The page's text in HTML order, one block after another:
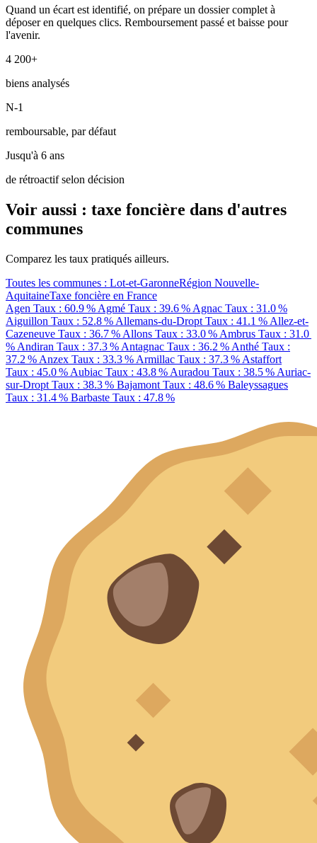
Quand un écart est identifié, on prépare un dossier complet à
déposer en quelques clics. Remboursement passé et baisse pour
l'avenir.
4 200+
biens analysés
N-1
remboursable, par défaut
Jusqu'à 6 ans
de rétroactif selon décision
Voir aussi : taxe foncière dans d'autres
communes
Comparez les taux pratiqués ailleurs.
Toutes les communes : Lot-et-GaronneRégion Nouvelle-
AquitaineTaxe foncière en France
Agen Taux : 60.9 % Agmé Taux : 39.6 % Agnac Taux : 31.0 %
Aiguillon Taux : 52.8 % Allemans-du-Dropt Taux : 41.1 % Allez-et-
Cazeneuve Taux : 36.7 % Allons Taux : 33.0 % Ambrus Taux : 31.0
% Andiran Taux : 37.3 % Antagnac Taux : 36.2 % Anthé Taux :
37.2 % Anzex Taux : 33.3 % Armillac Taux : 37.3 % Astaffort
Taux : 45.0 % Aubiac Taux : 43.8 % Auradou Taux : 38.5 % Auriac-
sur-Dropt Taux : 38.3 % Bajamont Taux : 48.6 % Baleyssagues
Taux : 31.4 % Barbaste Taux : 47.8 %